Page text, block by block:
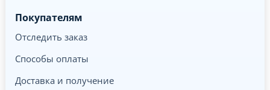
Покупателям
Отследить заказ
Способы оплаты
Доставка и получение